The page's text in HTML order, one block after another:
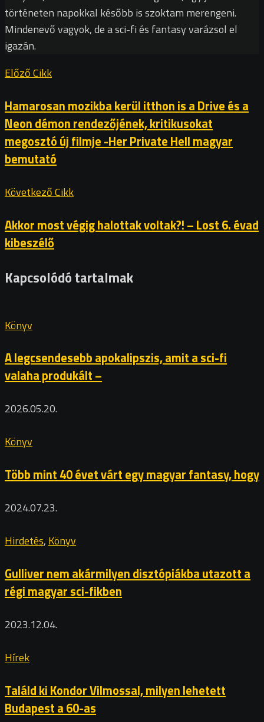
történeten napokkal később is szoktam merengeni.
Mindenevő vagyok, de a sci-fi és fantasy varázsol el
igazán.
Előző Cikk
Hamarosan mozikba kerül itthon is a Drive és a
Neon démon rendezőjének, kritikusokat
megosztó új filmje -Her Private Hell magyar
bemutató
Következő Cikk
Akkor most végig halottak voltak?! – Lost 6. évad
kibeszélő
Kapcsolódó tartalmak
Könyv
A legcsendesebb apokalipszis, amit a sci-fi
valaha produkált –
2026.05.20.
Könyv
Több mint 40 évet várt egy magyar fantasy, hogy
2024.07.23.
Hirdetés, Könyv
Gulliver nem akármilyen disztópiákba utazott a
régi magyar sci-fikben
2023.12.04.
Hírek
Találd ki Kondor Vilmossal, milyen lehetett
Budapest a 60-as